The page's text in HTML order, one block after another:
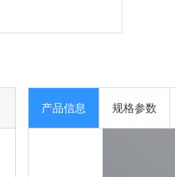
产品信息 规格参数